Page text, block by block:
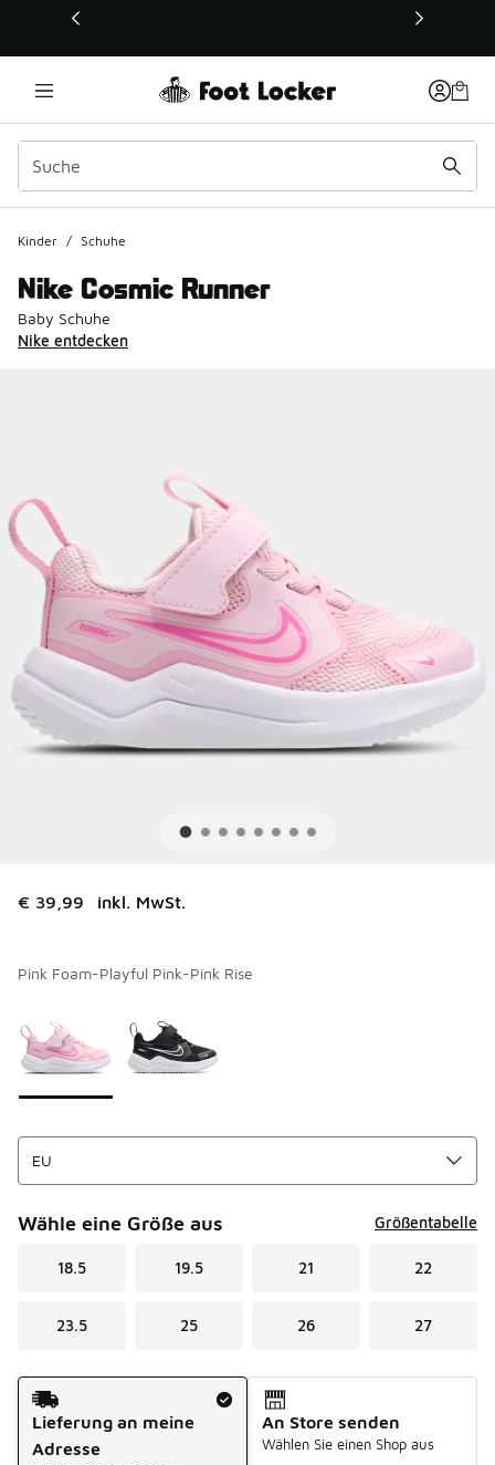
Dieser Link öffnet sich in einem neuen Fenster
Kinder / Schuhe
Nike Cosmic Runner
Baby Schuhe
Nike entdecken
€ 39,99 inkl. MwSt.
Pink Foam-Playful Pink-Pink Rise
Wähle eine Größe aus Größentabelle
18.5 19.5 21 22
23.5 25 26 27
Versandart
Lieferung an meine
Adresse
An Store senden
Wählen Sie einen Shop aus